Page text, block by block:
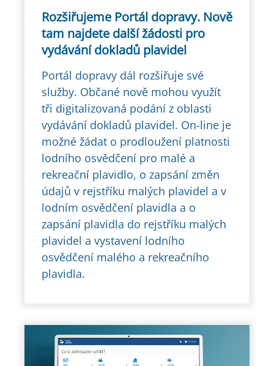
Rozšiřujeme Portál dopravy. Nově
tam najdete další žádosti pro
vydávání dokladů plavidel
Portál dopravy dál rozšiřuje své
služby. Občané nově mohou využít
tři digitalizovaná podání z oblasti
vydávání dokladů plavidel. On-line je
možné žádat o prodloužení platnosti
lodního osvědčení pro malé a
rekreační plavidlo, o zapsání změn
údajů v rejstříku malých plavidel a v
lodním osvědčení plavidla a o
zapsání plavidla do rejstříku malých
plavidel a vystavení lodního
osvědčení malého a rekreačního
plavidla.